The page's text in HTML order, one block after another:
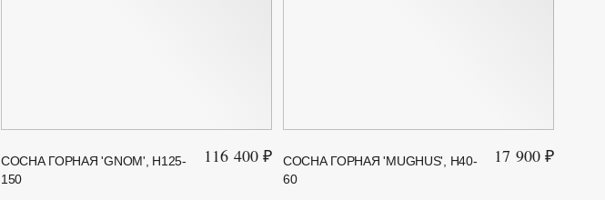
СОСНА ГОРНАЯ 'GNOM', H125-
150
116 400 ₽
СОСНА ГОРНАЯ 'MUGHUS', H40-
60
17 900 ₽